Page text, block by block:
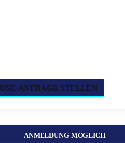
ANFRAGE STELLEN
ANMELDUNG MÖGLICH